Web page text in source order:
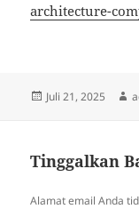
architecture-
Diposkan
Juli 21, 2025
Tinggalkan
Alamat email Anda